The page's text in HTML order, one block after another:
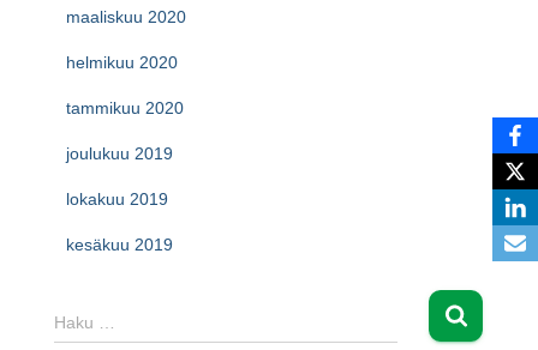
maaliskuu 2020
helmikuu 2020
tammikuu 2020
joulukuu 2019
lokakuu 2019
kesäkuu 2019
H
a
Haku …